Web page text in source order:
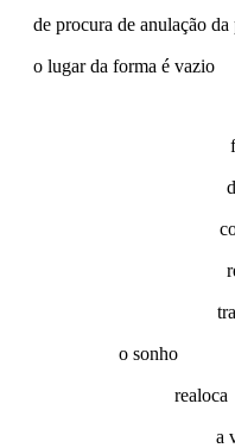
de procura de anulação da
o lugar da forma é vazio
o
a